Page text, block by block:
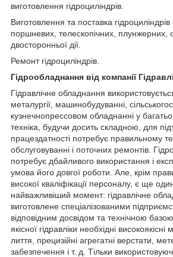
виготовлення гідроциліндрів.
Виготовлення та поставка гідроциліндрів
поршневих, телескопічних, плунжерних,
двосторонньої дії.
Ремонт гідроциліндрів.
Гідрообладнання від компанії
Гідравлічне обладнання
металургії, машинобудуванні,
кузнечнопрессовом обладнанні у
техніка, будучи досить складною, для
працездатності потребує правильному
обслуговуванні і поточних ремонтів.
потребує дбайливого використання і
умова його довгої роботи. Але, крім
високої кваліфікації персоналу, є ще
найважливіший момент: гідравлічне
виготовлене спеціалізованими
відповідним досвідом та технічною
якісної гідравліки необхідні
лиття, прецизійні агрегатні верстати,
забезпечення і т. д. Тільки